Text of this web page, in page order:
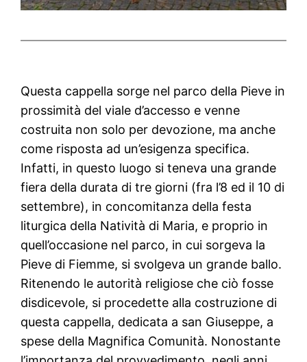
Questa cappella sorge nel parco della Pieve in
prossimità del viale d’accesso e venne
costruita non solo per devozione, ma anche
come risposta ad un’esigenza specifica.
Infatti, in questo luogo si teneva una grande
fiera della durata di tre giorni (fra l’8 ed il 10 di
settembre), in concomitanza della festa
liturgica della Natività di Maria, e proprio in
quell’occasione nel parco, in cui sorgeva la
Pieve di Fiemme, si svolgeva un grande ballo.
Ritenendo le autorità religiose che ciò fosse
disdicevole, si procedette alla costruzione di
questa cappella, dedicata a san Giuseppe, a
spese della Magnifica Comunità. Nonostante